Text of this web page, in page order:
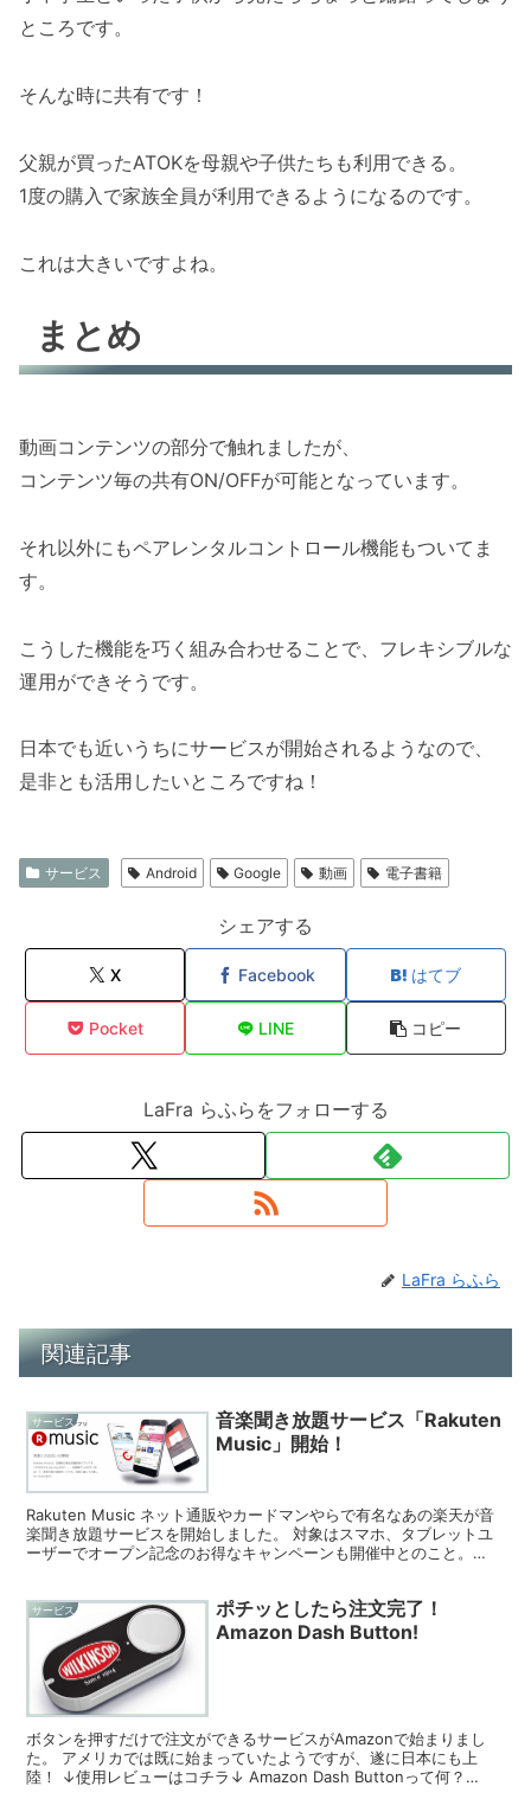
ところです。
そんな時に共有です！
父親が買ったATOKを母親や子供たちも利用できる。
1度の購入で家族全員が利用できるようになるのです。
これは大きいですよね。
まとめ
動画コンテンツの部分で触れましたが、
コンテンツ毎の共有ON/OFFが可能となっています。
それ以外にもペアレンタルコントロール機能もついてま
す。
こうした機能を巧く組み合わせることで、フレキシブルな
運用ができそうです。
日本でも近いうちにサービスが開始されるようなので、
是非とも活用したいところですね！
サービス Android Google 動画 電子書籍
シェアする
X Facebook はてブ
Pocket LINE コピー
LaFra らふらをフォローする
LaFra らふら
関連記事
サービス
音楽聞き放題サービス「Rakuten
Music」開始！
Rakuten Music ネット通販やカードマンやらで有名なあの楽天が音
楽聞き放題サービスを開始しました。 対象はスマホ、タブレットユ
ーザーでオープン記念のお得なキャンペーンも開催中とのこと。
サービス
ポチッとしたら注文完了！
Amazon Dash Button!
ボタンを押すだけで注文ができるサービスがAmazonで始まりまし
た。 アメリカでは既に始まっていたようですが、遂に日本にも上
陸！ ↓使用レビューはコチラ↓ Amazon Dash Buttonって何？